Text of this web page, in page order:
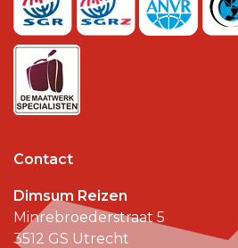
Contact
Dimsum Reizen
Minrebroederstraat 5
3512 GS Utrecht